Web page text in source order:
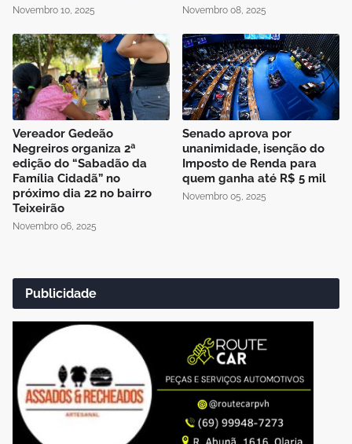
Novembro 10, 2025 Novembro 08, 2025
Vereador Gedeão
Negreiros organiza 2ª
edição do “Sabadão da
Família Cidadã” no
próximo dia 22 no bairro
Teixeirão
Novembro 06, 2025
Senado aprova por
unanimidade, isenção do
Imposto de Renda para
quem ganha até R$ 5 mil
Novembro 05, 2025
Publicidade